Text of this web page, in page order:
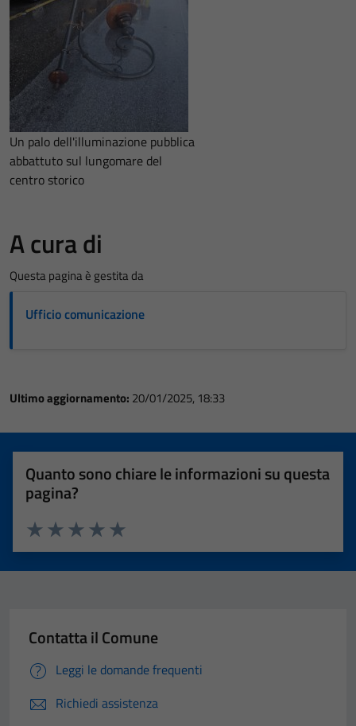
Un palo dell'illuminazione pubblica
abbattuto sul lungomare del
centro storico
A cura di
Questa pagina è gestita da
Ufficio comunicazione
Ultimo aggiornamento: 20/01/2025, 18:33
Quanto sono chiare le informazioni su questa
pagina?
Valuta 5 stelle su 5
Valuta 4 stelle su 5
Valuta 3 stelle su 5
Valuta 2 stelle su 5
Valuta 1 stelle su 5
Contatta il Comune
Leggi le domande frequenti
Richiedi assistenza